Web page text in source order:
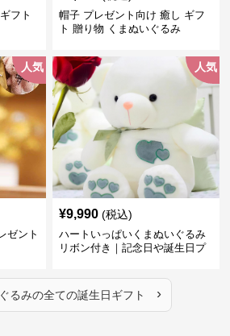
フト
帽子 プレゼント向け 癒し ギフ
ト 贈り物 くまぬいぐるみ
人気
ゼント
人気
¥9,990 (税込)
ハートいっぱいくまぬいぐるみ
リボン付き｜記念日や誕生日プ
るみの全ての誕生日ギフト ›